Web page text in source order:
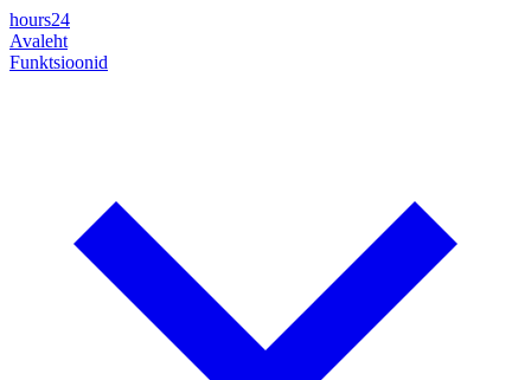
hours24
Avaleht
Funktsioonid